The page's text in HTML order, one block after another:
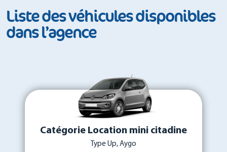
Liste des véhicules disponibles
dans l’agence
Catégorie Location mini citadine
Type Up, Aygo